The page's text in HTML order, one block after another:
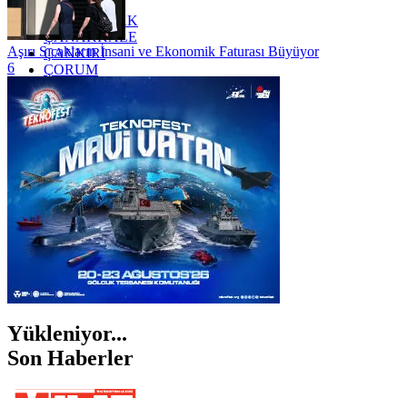
YOZGAT
ZONGULDAK
ÇANAKKALE
ÇANKIRI
ÇORUM
İSTANBUL
İZMİR
ŞANLIURFA
ŞIRNAK
Aşırı Sıcakların İnsani ve Ekonomik Faturası Büyüyor
6
Yükleniyor...
Son Haberler